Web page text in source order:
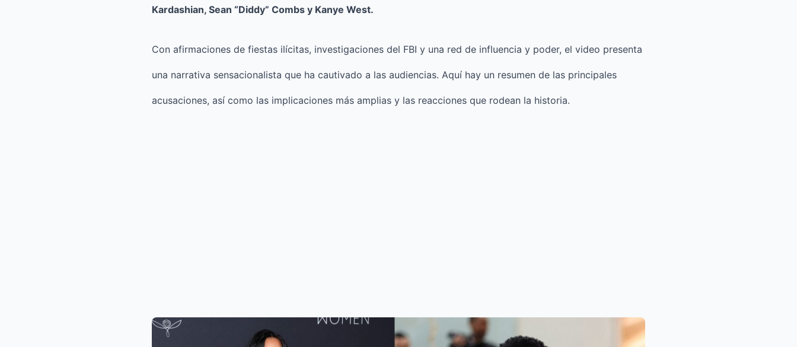
Kardashian, Sean “Diddy” Combs y Kanye West.
Con afirmaciones de fiestas ilícitas, investigaciones del FBI y una red de influencia y poder, el video presenta
una narrativa sensacionalista que ha cautivado a las audiencias. Aquí hay un resumen de las principales
acusaciones, así como las implicaciones más amplias y las reacciones que rodean la historia.